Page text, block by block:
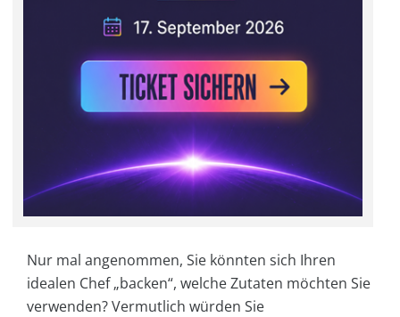
Nur mal angenommen, Sie könnten sich Ihren
idealen Chef „backen“, welche Zutaten möchten Sie
verwenden? Vermutlich würden Sie